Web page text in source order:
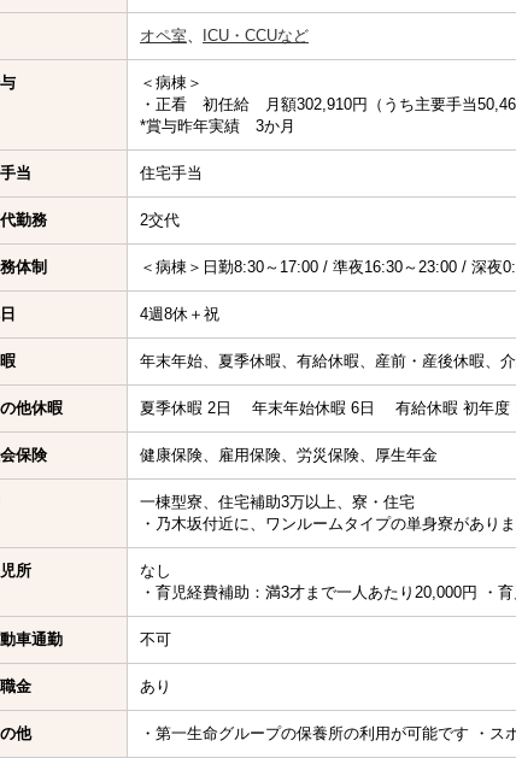
オペ室、 ICU・CCUなど
＜病棟＞
・正看 初任給 月額302,910円（うち主要手当
*賞与昨年実績 3か月
当 住宅手当
勤務 2交代
体制 ＜病棟＞日勤8:30～17:00 / 準夜16:30～23:00 / 深夜
4週8休＋祝
年末年始、夏季休暇、有給休暇、産前・産後休暇、
他休暇 夏季休暇 2日 年末年始休暇 6日 有給休暇 初年度
保険 健康保険、雇用保険、労災保険、厚生年金
一棟型寮、住宅補助3万以上、寮・住宅
・乃木坂付近に、ワンルームタイプの単身寮がありま
所
なし
・育児経費補助：満3才まで一人あたり20,000円 ・
車通勤 不可
金 あり
他 ・第一生命グループの保養所の利用が可能です ・ス